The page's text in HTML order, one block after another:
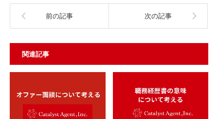
前の記事 次の記事
関連記事